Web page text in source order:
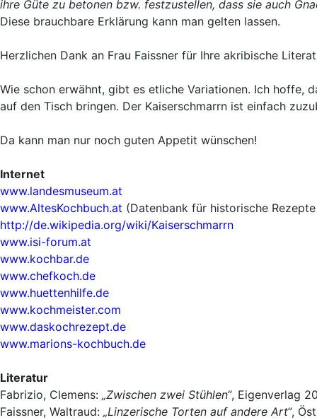
ihre Güte zu betonen bzw. festzustellen, dass sie auch
Diese brauchbare Erklärung kann man gelten lassen.
Herzlichen Dank an Frau Faissner für Ihre akribische
Wie schon erwähnt, gibt es etliche Variationen. Ich hoffe,
auf den Tisch bringen. Der Kaiserschmarrn ist einfach
Da kann man nur noch guten Appetit wünschen!
Internet
www.landesmuseum.at
www.AltesKochbuch.at (Datenbank für historische
http://de.wikipedia.org/wiki/Kaiserschmarrn
www.isi-forum.at
www.kochbar.de
www.chefkoch.de
www.huettenhilfe.de
www.kochmeister.com
www.daskochrezept.de
www.marions-kochbuch.de
Literatur
Fabrizio, Clemens: „Zwischen zwei Stühlen“, Eigenverlag
Faissner, Waltraud: „Linzerische Torten auf andere Art“,